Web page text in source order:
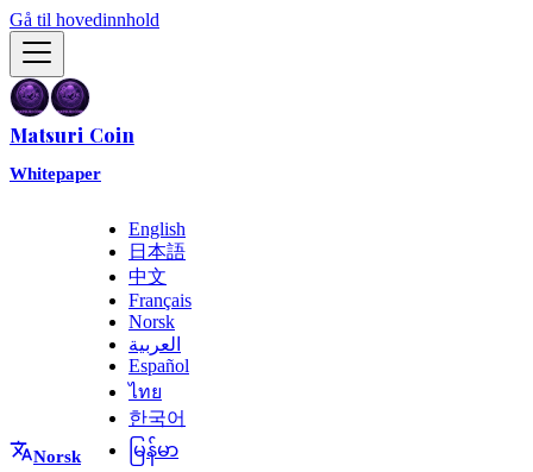
Gå til hovedinnhold
Matsuri Coin
Whitepaper
Norsk
English
日本語
中文
Français
Norsk
العربية
Español
ไทย
한국어
မြန်မာ